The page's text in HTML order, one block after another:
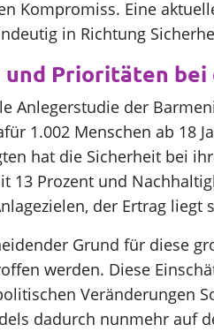
Kompromiss. Eine
in Richtung
und Prioritäten bei
Anlegerstudie der
1.002 Menschen ab 18
hat die Sicherheit bei
13 Prozent und
der Ertrag
Grund für diese
werden. Diese
Veränderungen
dadurch nunmehr auf